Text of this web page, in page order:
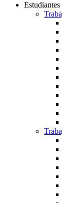
Estudiantes